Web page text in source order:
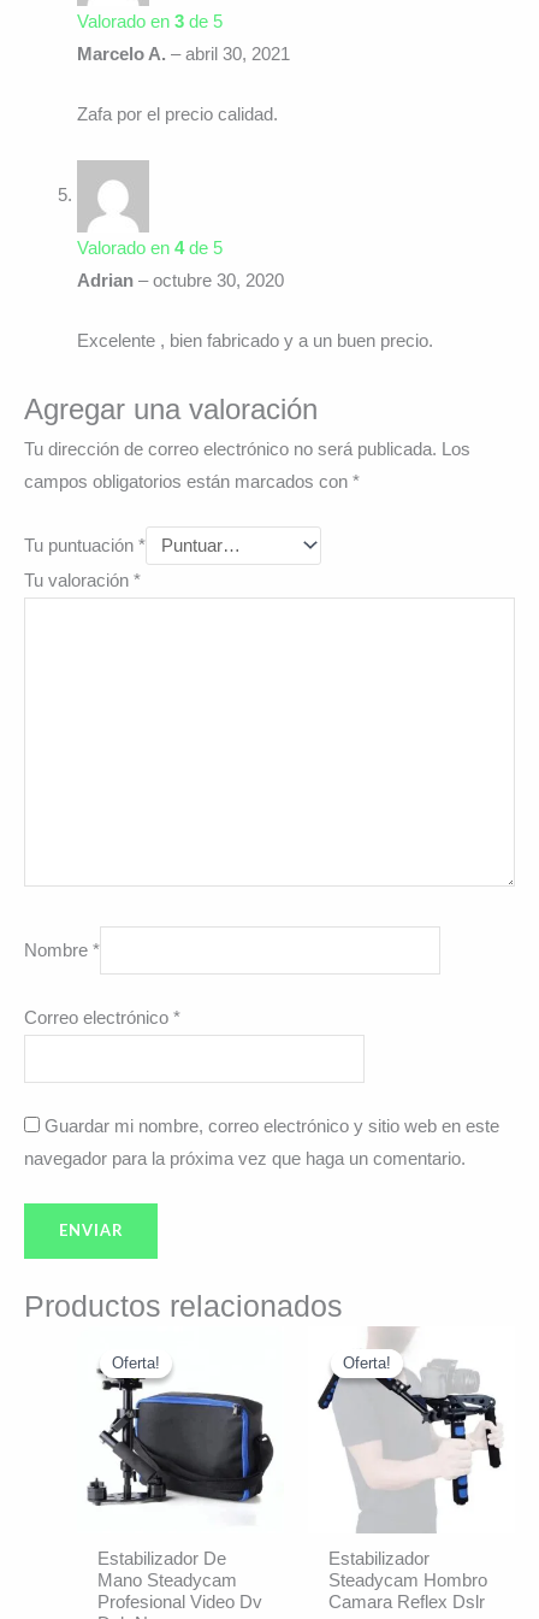
Valorado en 3de 5
Marcelo A. – abril 30, 2021
Zafa por el precio calidad.
Valorado en 4de 5
Adrian – octubre 30, 2020
Excelente , bien fabricado y a un buen precio.
Agregar una valoración
Tu dirección de correo electrónico no será publicada. Los
campos obligatorios están marcados con *
Tu puntuación *
Tu valoración *
Nombre *
Correo electrónico *
Guardar mi nombre, correo electrónico y sitio web en este
navegador para la próxima vez que haga un comentario.
Productos relacionados
Oferta!
Oferta!
Estabilizador De
Mano Steadycam
Profesional Video Dv
precio
original
era:
es:
$56.090.
Oferta!
Oferta!
Estabilizador
Steadycam Hombro
Camara Reflex Dslr
precio
original
era:
$69.831.
precio
actual
es:
$62.890.